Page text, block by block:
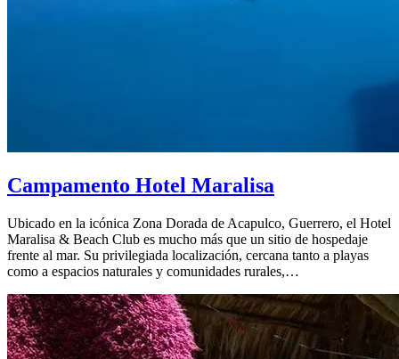
Campamento Hotel Maralisa
Ubicado en la icónica Zona Dorada de Acapulco, Guerrero, el Hotel
Maralisa & Beach Club es mucho más que un sitio de hospedaje
frente al mar. Su privilegiada localización, cercana tanto a playas
como a espacios naturales y comunidades rurales,…